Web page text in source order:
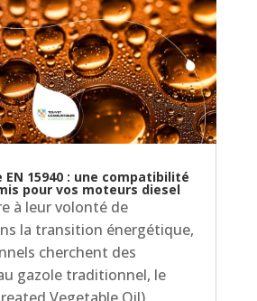
EN 15940 : une compatibilité
pour vos moteurs diesel
à leur volonté de
la transition énergétique,
cherchent des
gazole traditionnel, le